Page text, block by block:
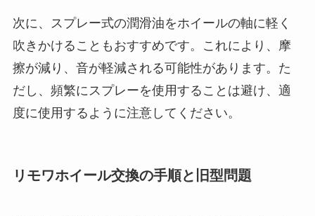
次に、スプレー式の潤滑油をホイールの軸に軽く
吹きかけることもおすすめです。これにより、摩
擦が減り、音が軽減される可能性があります。た
だし、頻繁にスプレーを使用することは避け、適
度に使用するように注意してください。
リモワホイール交換の手順と旧型問題